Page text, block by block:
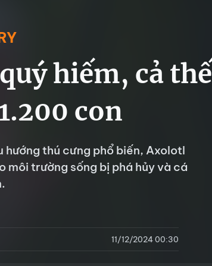
hiếm, cả thế
con
hướng thú cưng phổ biến, Axolotl
môi trường sống bị phá hủy và cá
11/12/2024 00:30